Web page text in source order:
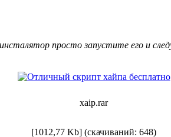
просто запустите его и
xaip.rar
[1012,77 Kb] (cкачиваний: 648)